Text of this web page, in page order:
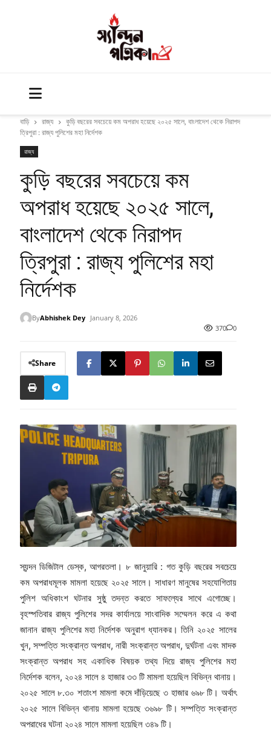
বাড়ি রাজ্য
কুড়ি বছরের সবচেয়ে কম অপরাধ হয়েছে ২০২৫ সালে, বাংলাদেশ থেকে নিরাপদ
ত্রিপুরা : রাজ্য পুলিশের মহা নির্দেশক
রাজ্য
কুড়ি বছরের সবচেয়ে কম
অপরাধ হয়েছে ২০২৫ সালে,
বাংলাদেশ থেকে নিরাপদ
ত্রিপুরা : রাজ্য পুলিশের মহা
নির্দেশক
ByAbhishek Dey
January 8, 2026
370
0
Share
স্যন্দন ডিজিটাল ডেস্ক, আগরতলা। ৮ জানুয়ারি : গত কুড়ি বছরের সবচেয়ে
কম অপরাধমূলক মামলা হয়েছে ২০২৫ সালে। সাধারণ মানুষের সহযোগিতায়
পুলিশ অধিকাংশ ঘটনার সুষ্ঠু তদন্ত করতে সাফল্যের সাথে এগোচ্ছে।
বৃহস্পতিবার রাজ্য পুলিশের সদর কার্যালয়ে সাংবাদিক সম্মেলন করে এ কথা
জানান রাজ্য পুলিশের মহা নির্দেশক অনুরাগ ধ্যানকর। তিনি ২০২৫ সালের
খুন, সম্পত্তি সংক্রান্ত অপরাধ, নারী সংক্রান্ত অপরাধ, দুর্ঘটনা এবং মাদক
সংক্রান্ত অপরাধ সহ একাধিক বিষয়ক তথ্য দিয়ে রাজ্য পুলিশের মহা
নির্দেশক বলেন, ২০২৪ সালে ৪ হাজার ৩৩ টি মামলা হয়েছিল বিভিন্ন থানায়।
২০২৫ সালে ৮.৩০ শতাংশ মামলা কমে দাঁড়িয়েছে ৩ হাজার ৬৯৮ টি। অর্থাৎ
২০২৫ সালে বিভিন্ন থানায় মামলা হয়েছে ৩৬৯৮ টি। সম্পত্তি সংক্রান্ত
অপরাধের ঘটনা ২০২৪ সালে মামলা হয়েছিল ৩৪৯ টি।